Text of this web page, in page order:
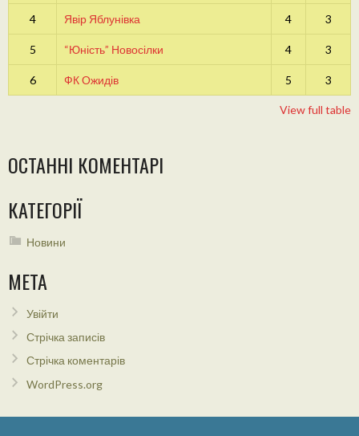
4 Явір Яблунівка 4 3
5 “Юність” Новосілки 4 3
6 ФК Ожидів 5 3
View full table
ОСТАННІ КОМЕНТАРІ
КАТЕГОРІЇ
Новини
МЕТА
Увійти
Стрічка записів
Стрічка коментарів
WordPress.org